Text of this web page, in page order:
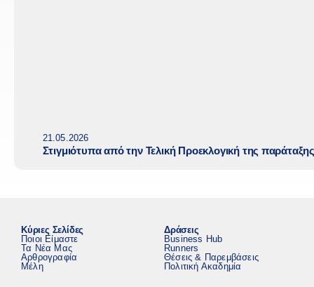
21.05.2026
Στιγμιότυπα από την Τελική Προεκλογική της
Κύριες Σελίδες
Ποιοι Είμαστε
Τα Νέα Μας
Αρθρογραφία
Μέλη
Δράσεις
Business Hub
Runners
Θέσεις & Παρεμβάσεις
Πολιτική Ακαδημία